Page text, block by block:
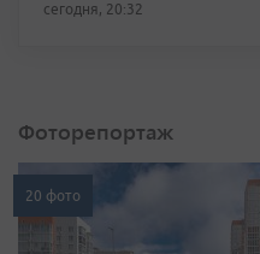
сегодня, 20:32
Фоторепортаж
20 фото